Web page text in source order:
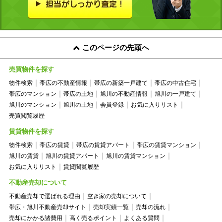
このページの先頭へ
売買物件を探す
物件検索 帯広の不動産情報 帯広の新築一戸建て
帯広の中古住宅
帯広のマンション
帯広の土地 旭川の不動産情報
旭川の一戸建て
旭川のマンション
旭川の土地 会員登録
お気に入りリスト
売買閲覧履歴
賃貸物件を探す
物件検索 帯広の賃貸 帯広の賃貸アパート
帯広の賃貸マンション
旭川の賃貸
旭川の賃貸アパート
旭川の賃貸マンション
お気に入りリスト
賃貸閲覧履歴
不動産売却について
不動産売却で選ばれる理由
空き家の売却について
帯広・旭川不動産売却サイト
売却実績一覧
売却の流れ
売却にかかる諸費用
高く売るポイント
よくある質問